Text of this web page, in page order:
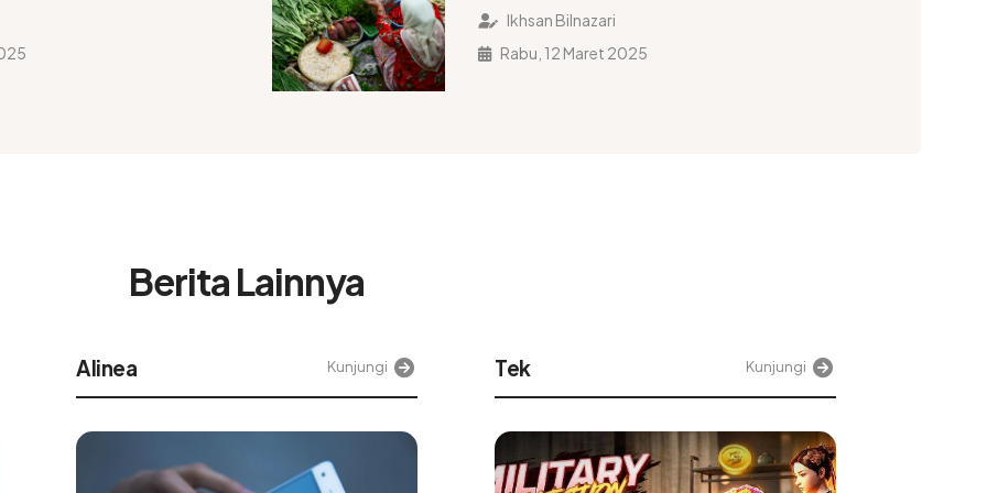
Tausiah
Pangan Jadi Tantangan
Jelang Idulfitri
Ikhsan Bilnazari
Rabu, 12 Maret 2025
Berita Lainnya
Tek Kunjungi Posjateng Kunjungi